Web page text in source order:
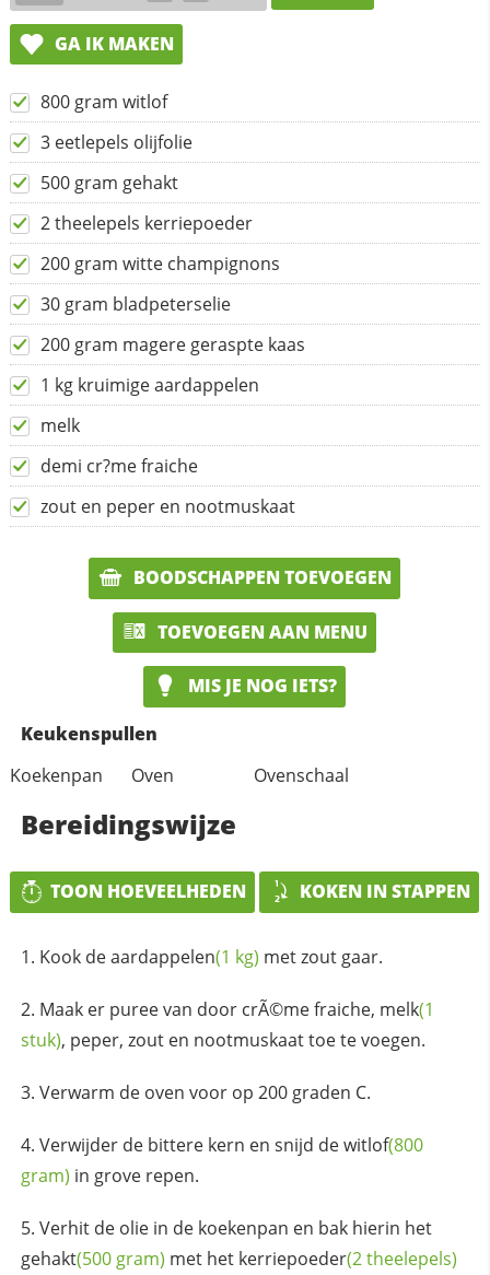
GA IK MAKEN
800 gram witlof
3 eetlepels olijfolie
500 gram gehakt
2 theelepels kerriepoeder
200 gram witte champignons
30 gram bladpeterselie
200 gram magere geraspte kaas
1 kg kruimige aardappelen
melk
demi cr?me fraiche
zout en peper en nootmuskaat
BOODSCHAPPEN TOEVOEGEN
TOEVOEGEN AAN MENU
MIS JE NOG IETS?
Keukenspullen
Koekenpan
Oven Ovenschaal
Bereidingswijze
TOON HOEVEELHEDEN KOKEN IN STAPPEN
Kook deaardappelen(1 kg) met zout gaar.
Maak er puree van door crÃ©me fraiche, melk(1
stuk), peper, zout en nootmuskaat toe te voegen.
Verwarm de oven voor op 200 graden C.
Verwijder de bittere kern en snijd dewitlof(800
gram) in grove repen.
Verhit de olie in de koekenpan en bak hierin het
gehakt(500 gram) met het kerriepoeder(2 theelepels)